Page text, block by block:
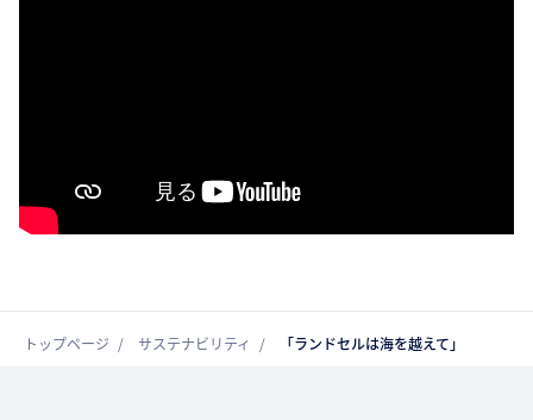
トップページ サステナビリティ 「ランドセルは海を越えて」